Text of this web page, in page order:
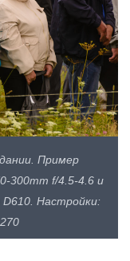
Пример
300mm f/4.5-4.6 и
Настройки: